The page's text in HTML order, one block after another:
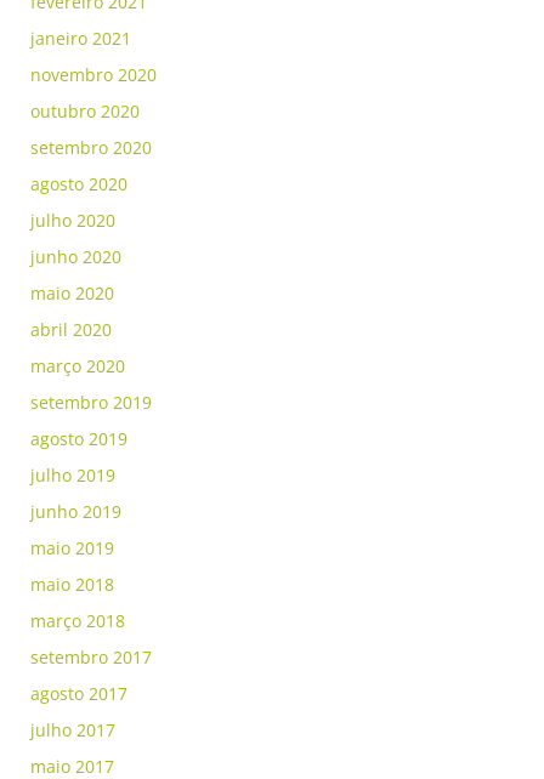
janeiro 2021
novembro 2020
outubro 2020
setembro 2020
agosto 2020
julho 2020
junho 2020
maio 2020
abril 2020
março 2020
setembro 2019
agosto 2019
julho 2019
junho 2019
maio 2019
maio 2018
março 2018
setembro 2017
agosto 2017
julho 2017
maio 2017